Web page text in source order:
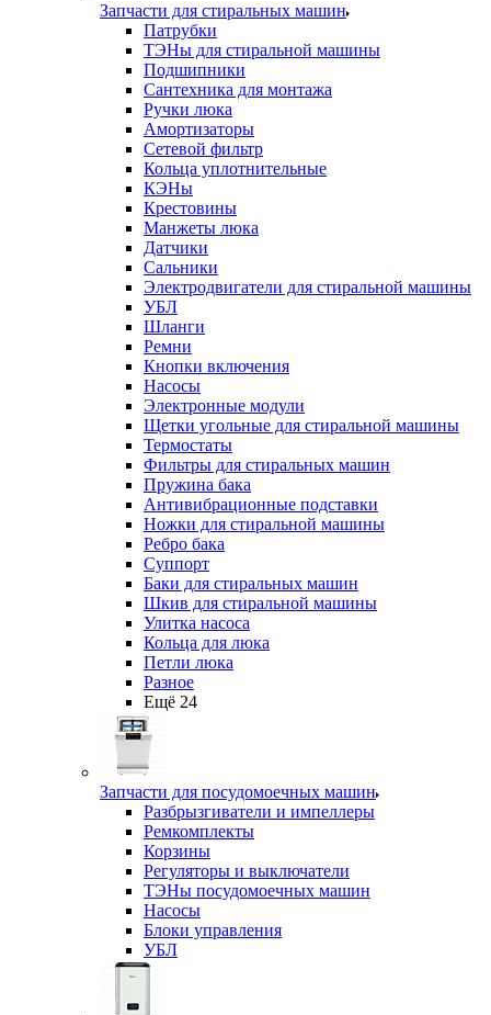
Запчасти для стиральных машин
Патрубки
ТЭНы для стиральной машины
Подшипники
Сантехника для монтажа
Ручки люка
Амортизаторы
Сетевой фильтр
Кольца уплотнительные
КЭНы
Крестовины
Манжеты люка
Датчики
Сальники
Электродвигатели для стиральной машины
УБЛ
Шланги
Ремни
Кнопки включения
Насосы
Электронные модули
Щетки угольные для стиральной машины
Термостаты
Фильтры для стиральных машин
Пружина бака
Антивибрационные подставки
Ножки для стиральной машины
Ребро бака
Суппорт
Баки для стиральных машин
Шкив для стиральной машины
Улитка насоса
Кольца для люка
Петли люка
Разное
Ещё 24
Запчасти для посудомоечных машин
Разбрызгиватели и импеллеры
Ремкомплекты
Корзины
Регуляторы и выключатели
ТЭНы посудомоечных машин
Насосы
Блоки управления
УБЛ